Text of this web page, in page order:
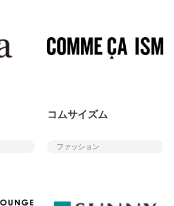
コムサイズム
ファッション